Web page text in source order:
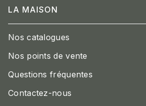
LA MAISON
Nos catalogues
Nos points de vente
Questions fréquentes
Contactez-nous